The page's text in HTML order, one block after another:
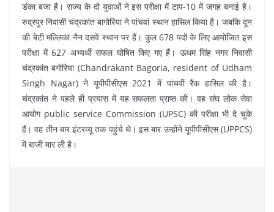
डंका बजा है। राज्य के दो युवाओं ने इस परीक्षा में टाप-10 में जगह बनाई है।
रुद्रपुर निवासी चंद्रकांत बागोरिया ने पांचवां स्थान हासिल किया है। जबकि दून
की बेटी मल्लिका नैन दसवें स्थान पर हैं। कुल 678 पदों के लिए आयोजित इस
परीक्षा में 627 अभ्यर्थी सफल घोषित किए गए हैं। ऊधम सिंह नगर निवासी
चंद्रकांत बगोरिया (Chandrakant Bagoria, resident of Udham
Singh Nagar) ने यूपीपीसीएस 2021 में पांचवीं रैंक हासिल की है।
चंद्रकांत ने पहले ही प्रयास में यह सफलता प्राप्‍त की। वह संघ लोक सेवा
आयोग public service Commission (UPSC) की परीक्षा भी दे चुके
हैं। वह तीन बार इंटरव्यू तक पहुंचे थे। इस बार उन्‍होंने यूपीपीसीएस (UPPCS)
में बाजी मार ली है।